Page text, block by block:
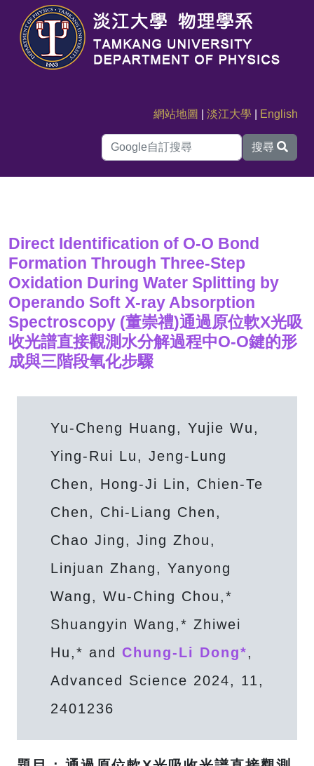
網站地圖 |淡江大學 English
搜尋
Direct Identification of O-O Bond
Formation Through Three-Step
Oxidation During Water Splitting by
Operando Soft X-ray Absorption
Spectroscopy (董崇禮)通過原位軟X光吸
收光譜直接觀測水分解過程中O-O鍵的形
成與三階段氧化步驟
Yu-Cheng Huang, Yujie Wu,
Ying-Rui Lu, Jeng-Lung
Chen, Hong-Ji Lin, Chien-Te
Chen, Chi-Liang Chen,
Chao Jing, Jing Zhou,
Linjuan Zhang, Yanyong
Wang, Wu-Ching Chou,*
Shuangyin Wang,* Zhiwei
Hu,* and Chung-Li Dong*,
Advanced Science 2024, 11,
2401236